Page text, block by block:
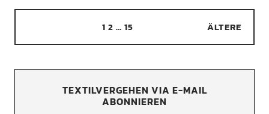
1 2 … 15 ÄLTERE
TEXTILVERGEHEN VIA E-MAIL
ABONNIEREN